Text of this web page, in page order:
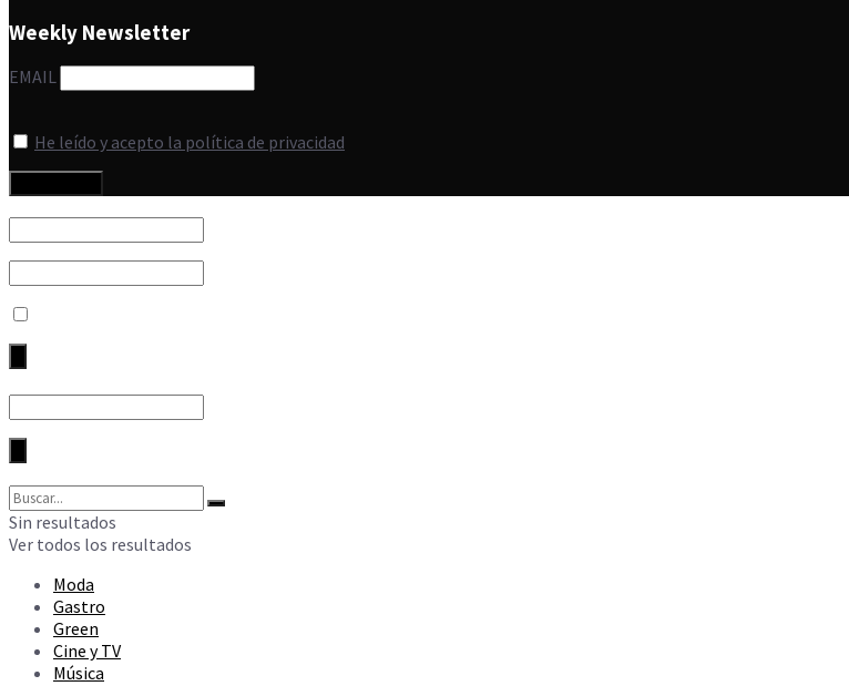
Weekly Newsletter
EMAIL
He leído y acepto la política de privacidad
Sin resultados
Ver todos los resultados
Moda
Gastro
Green
Cine y TV
Música